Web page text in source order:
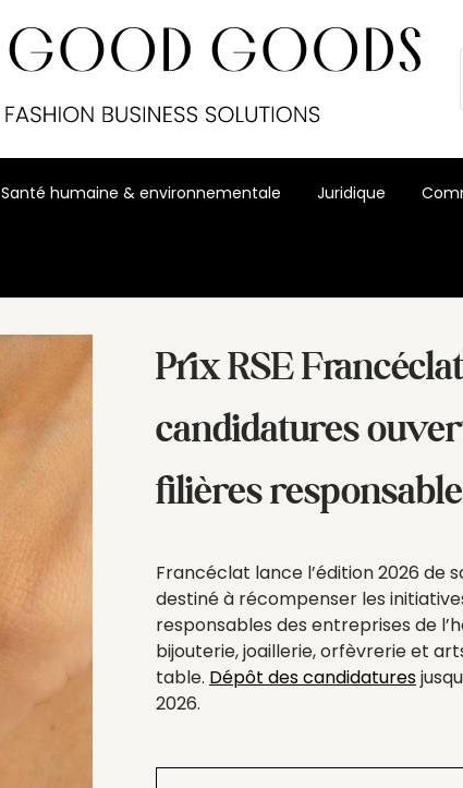
Santé humaine & environnementale Juridique
Prix RSE
candidatures
filières
Francéclat lance l’édition 2026 de
destiné à récompenser les
responsables des entreprises de
bijouterie, joaillerie, orfèvrerie et
table. Dépôt des candidatures
2026.